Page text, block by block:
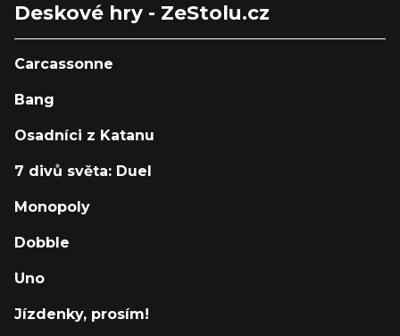
Deskové hry - ZeStolu.cz
Carcassonne
Bang
Osadníci z Katanu
7 divů světa: Duel
Monopoly
Dobble
Uno
Jízdenky, prosím!